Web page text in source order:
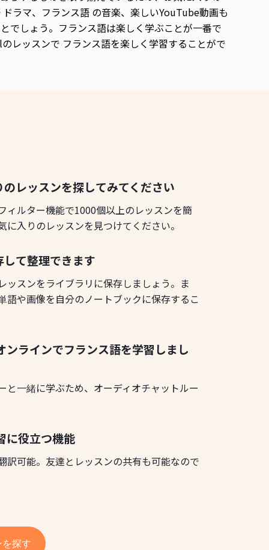
ラマ、フランス語 の音楽、楽しいYouTube動画も
でしょう。フランス語は楽しく学ぶことが一番で
レッスンで フランス語を楽しく学習することがで
レッスンを探してみてください
ィルター機能で1000個以上のレッスンを簡
に入りのレッスンを見つけてください。
て整理できます
ッスンをライブラリに保存しましょう。ま
語や画像を自分のノートブックに保存するこ
ラインでフランス語を学習しまし
と一緒に学ぶため、オーディオチャットルー
に役立つ機能
訳可能。友達とレッスンの共有も可能なので
探す